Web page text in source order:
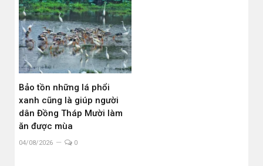
Bảo tồn những lá phổi
xanh cũng là giúp người
dân Đồng Tháp Mười làm
ăn được mùa
04/08/2026 0